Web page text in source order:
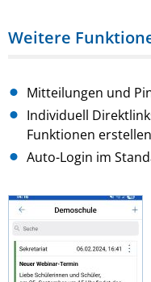
Weitere
Mitteilungen und
Individuell
Funktionen erstellen
Auto-Login im